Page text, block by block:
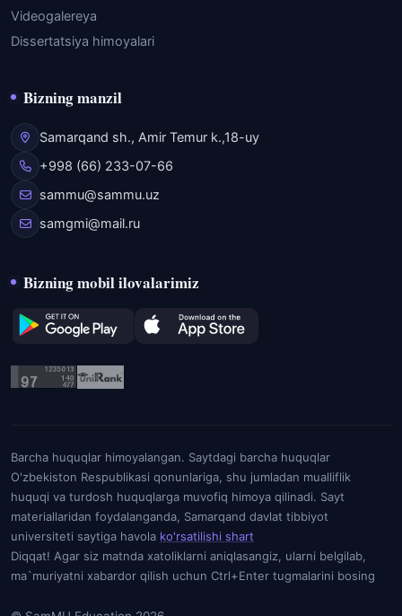
Videogalereya
Dissertatsiya himoyalari
Bizning manzil
Samarqand sh., Amir Temur k.,18-uy
+998 (66) 233-07-66
sammu@sammu.uz
samgmi@mail.ru
Bizning mobil ilovalarimiz
Barcha huquqlar himoyalangan. Saytdagi barcha huquqlar
O'zbekiston Respublikasi qonunlariga, shu jumladan mualliflik
huquqi va turdosh huquqlarga muvofiq himoya qilinadi. Sayt
materiallaridan foydalanganda, Samarqand davlat tibbiyot
universiteti saytiga havola ko'rsatilishi shart
Diqqat! Agar siz matnda xatoliklarni aniqlasangiz, ularni belgilab,
ma`muriyatni xabardor qilish uchun Ctrl+Enter tugmalarini bosing